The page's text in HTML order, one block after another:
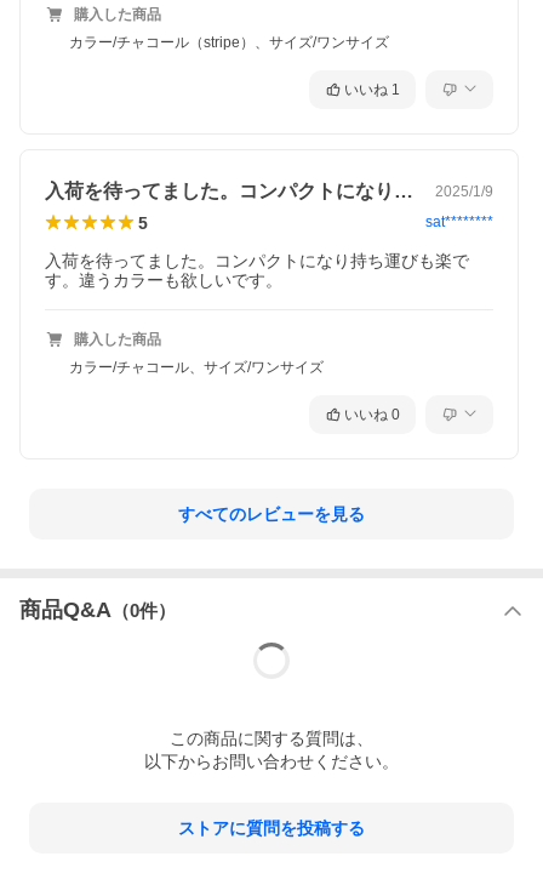
購入した商品
カラー/チャコール（stripe）、サイズ/ワンサイズ
いいね 1
入荷を待ってました。コンパクトになり持… 2025/1/9
5 sat********
入荷を待ってました。コンパクトになり持ち運びも楽で
す。違うカラーも欲しいです。
購入した商品
カラー/チャコール、サイズ/ワンサイズ
いいね 0
すべてのレビューを見る
商品Q&A （0件）
この商品に関する質問は、
以下からお問い合わせください。
ストアに質問を投稿する